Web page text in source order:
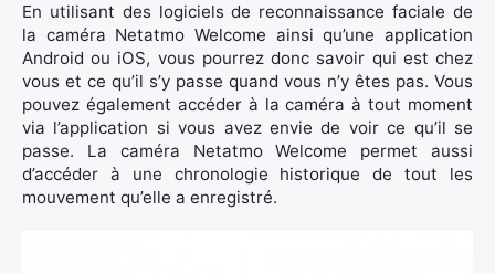
En utilisant des logiciels de reconnaissance faciale de
la caméra Netatmo Welcome ainsi qu’une application
Android ou iOS, vous pourrez donc savoir qui est chez
vous et ce qu’il s’y passe quand vous n’y êtes pas. Vous
pouvez également accéder à la caméra à tout moment
via l’application si vous avez envie de voir ce qu’il se
passe. La caméra Netatmo Welcome permet aussi
d’accéder à une chronologie historique de tout les
mouvement qu’elle a enregistré.